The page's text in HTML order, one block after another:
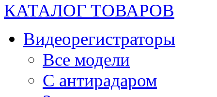
КАТАЛОГ ТОВАРОВ
Видеорегистраторы
Все модели
C антирадаром